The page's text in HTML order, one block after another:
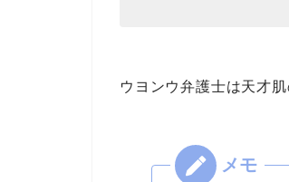
ウヨンウ弁護士は天才